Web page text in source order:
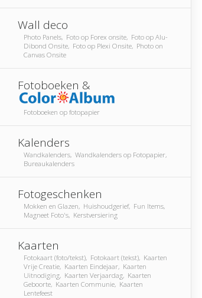
Wall deco
Photo Panels, Foto op Forex onsite, Foto op Alu-
Dibond Onsite, Foto op Plexi Onsite, Photo on
Canvas Onsite
Fotoboeken &
Fotoboeken op fotopapier
Kalenders
Wandkalenders, Wandkalenders op Fotopapier,
Bureaukalenders
Fotogeschenken
Mokken en Glazen, Huishoudgerief, Fun Items,
Magneet Foto's, Kerstversiering
Kaarten
Fotokaart (foto/tekst), Fotokaart (tekst), Kaarten
Vrije Creatie, Kaarten Eindejaar, Kaarten
Uitnodiging, Kaarten Verjaardag, Kaarten
Geboorte, Kaarten Communie, Kaarten
Lentefeest